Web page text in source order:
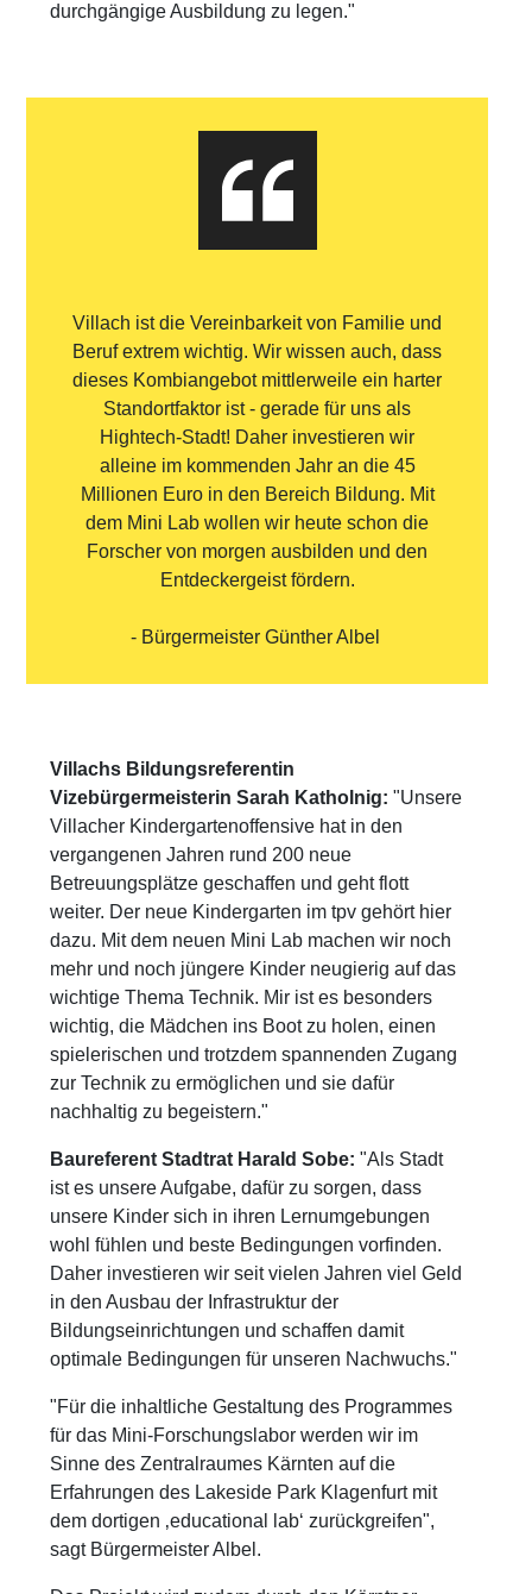
durchgängige Ausbildung zu legen."
Villach ist die Vereinbarkeit von Familie und
Beruf extrem wichtig. Wir wissen auch, dass
dieses Kombiangebot mittlerweile ein harter
Standortfaktor ist - gerade für uns als
Hightech-Stadt! Daher investieren wir
alleine im kommenden Jahr an die 45
Millionen Euro in den Bereich Bildung. Mit
dem Mini Lab wollen wir heute schon die
Forscher von morgen ausbilden und den
Entdeckergeist fördern.
- Bürgermeister Günther Albel
Villachs Bildungsreferentin
Vizebürgermeisterin Sarah Katholnig: "Unsere
Villacher Kindergartenoffensive hat in den
vergangenen Jahren rund 200 neue
Betreuungsplätze geschaffen und geht flott
weiter. Der neue Kindergarten im tpv gehört hier
dazu. Mit dem neuen Mini Lab machen wir noch
mehr und noch jüngere Kinder neugierig auf das
wichtige Thema Technik. Mir ist es besonders
wichtig, die Mädchen ins Boot zu holen, einen
spielerischen und trotzdem spannenden Zugang
zur Technik zu ermöglichen und sie dafür
nachhaltig zu begeistern."
Baureferent Stadtrat Harald Sobe: "Als Stadt
ist es unsere Aufgabe, dafür zu sorgen, dass
unsere Kinder sich in ihren Lernumgebungen
wohl fühlen und beste Bedingungen vorfinden.
Daher investieren wir seit vielen Jahren viel Geld
in den Ausbau der Infrastruktur der
Bildungseinrichtungen und schaffen damit
optimale Bedingungen für unseren Nachwuchs."
"Für die inhaltliche Gestaltung des Programmes
für das Mini-Forschungslabor werden wir im
Sinne des Zentralraumes Kärnten auf die
Erfahrungen des Lakeside Park Klagenfurt mit
dem dortigen ‚educational lab‘ zurückgreifen",
sagt Bürgermeister Albel.